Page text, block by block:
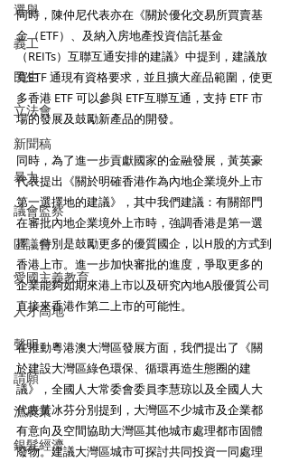
選舉
義工
民生
立法會
新聞稿
暴力
議會監察
區議會
愛國主義教育
人才高地
聲明
請願
漁農業
銀髮經濟
同時，陳仲尼代表亦在《關於優化交易所買賣基
金（ETF）、及納入房地產投資信託基金
（REITs）互聯互通安排的建議》中提到，建議放
寬ETF 通現有資格要求，並且擴大産品範圍，使更
多香港 ETF 可以參與 ETF互聯互通，支持 ETF 市
場的發展及鼓勵新產品的開發。
同時，為了進一步貢獻國家的金融發展，黃英豪
代表提出《關於明確香港作為內地企業境外上市
第一選擇地的建議》，其中我們建議：有關部門
在審批內地企業境外上市時，強調香港是第一選
擇，特別是鼓勵更多的優質國企，以H股的方式到
香港上市。進一步加快審批的進度，爭取更多的
企業能夠如期來港上市以及研究內地A股優質公司
直接來香港作第二上市的可能性。
在推動粵港澳大灣區發展方面，我們提出了《關
於建設大灣區綠色環保、循環再造生態圈的建
議》，全國人大常委會委員李慧琼以及全國人大
代表黃冰芬分別提到，大灣區不少城市及企業都
有意向及空間協助大灣區其他城市處理都市固體
廢物。建議大灣區城市可探討共同投資一同處理